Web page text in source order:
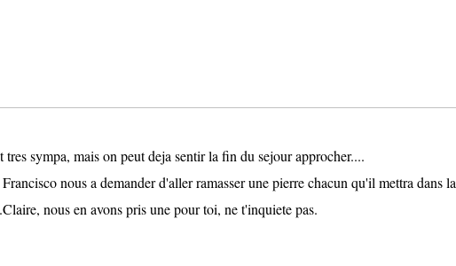
tres sympa, mais on peut deja sentir la fin du sejour approcher....
nous a demander d'aller ramasser une pierre chacun qu'il mettra dans la
nous en avons pris une pour toi, ne t'inquiete pas.